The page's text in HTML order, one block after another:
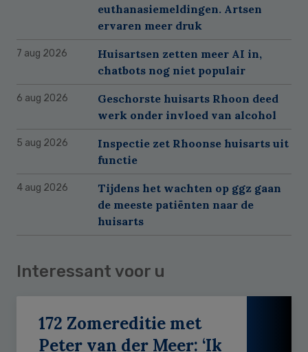
euthanasiemeldingen. Artsen
ervaren meer druk
7 aug 2026
Huisartsen zetten meer AI in,
chatbots nog niet populair
6 aug 2026
Geschorste huisarts Rhoon deed
werk onder invloed van alcohol
5 aug 2026
Inspectie zet Rhoonse huisarts uit
functie
4 aug 2026
Tijdens het wachten op ggz gaan
de meeste patiënten naar de
huisarts
Interessant voor u
172 Zomereditie met
Peter van der Meer: ‘Ik